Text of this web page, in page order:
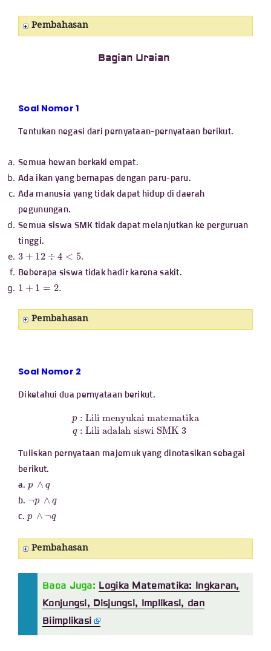
Pembahasan
Bagian Uraian
Soal Nomor 1
Tentukan negasi dari pernyataan-pernyataan berikut.
Semua hewan berkaki empat.
Ada ikan yang bernapas dengan paru-paru.
Ada manusia yang tidak dapat hidup di daerah
pegunungan.
Semua siswa SMK tidak dapat melanjutkan ke perguruan
tinggi.
3 + 12÷ 4 <
Beberapa siswa tidak hadir karena sakit.
1 + 1=
Pembahasan
Soal Nomor 2
Diketahui dua pernyataan berikut.
Lili menyukai matematika
Lili adalah siswi SMK 3
Tuliskan pernyataan majemuk yang dinotasikan sebagai
berikut.
a.
∧q
b. ∧q
c. ∧¬
Pembahasan
Baca Juga: Logika Matematika: Ingkaran,
Konjungsi, Disjungsi, Implikasi, dan
Biimplikasi